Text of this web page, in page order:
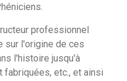
professionnel
sur l'origine de ces
l'histoire jusqu'à
fabriquées, etc., et ainsi